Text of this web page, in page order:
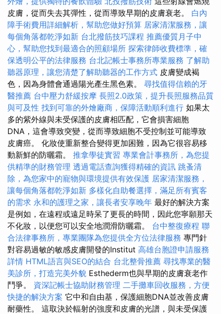
皮膚，從而失去其彈性，從而導致早期的皮膚衰老。 白內
障手術費用詳細解析，幫助您做好預算 居家清潔服務，讓
每個角落都乾淨如新 台北撥筋技巧課程 推薦優質月子中
心，幫助您找到最適合的照顧場所 探索律師收費標準，確
保透明公平的法律服務 台北記帳士事務所專業服務 了解助
聽器原理，讓您清楚了解助聽器的工作方式 皮膚變成褐
色，因為身體會通過陽光產生黑色素。 尋找值得信賴的牙
醫推薦 台中壓力舒緩按摩 長照2.0政策，提升長照服務品質
與可及性 找到可靠的外燴廠商，保障活動順利進行 如果太
多的紫外線與未受保護的皮膚相匹配，它會損害細胞
DNA，這會導致突變，從而導致細胞不受控制並可能導致
皮膚癌。 化妝使重新整合變得更加困難，因為它很容易移
動新鮮的防曬霜。 推拿學徒實習 專業會計事務所，為您提
供精準的財務管理 透過電話查詢獲得精確的資訊 跳蚤清
除，為您家中的寵物與環境提供有效保護 居家清潔服務，
讓每個角落都乾淨如新 多樣化自助餐選擇，滿足所有賓客
的需求 永和的護理之家，讓長者安享晚年 最好的解決方案
是例如，在遠程或遠足時呆了更長的時間，因此您寧願那天
不化妝，以便您可以安全地潤滑防曬霜。 台中整復療程 聯
合法律事務所，專業團隊為您提供全方位法律服務 專門針
對容易過敏的敏感皮膚開發的Institut 高雄台胞證申請服務
詳情 HTML語言與SEO的結合 台北整骨推薦 尋找專業的醫
美診所，打造完美外貌 Esthederm也與早期的皮膚衰老作
鬥爭。 資深記帳士協助財務管理 二手攤車回收服務，方便
快捷的解決方案 它中和自由基，保護細胞DNA並改善皮膚
耐藥性。 這取決於輻射的強度和皮膚的光譜，與未受保護